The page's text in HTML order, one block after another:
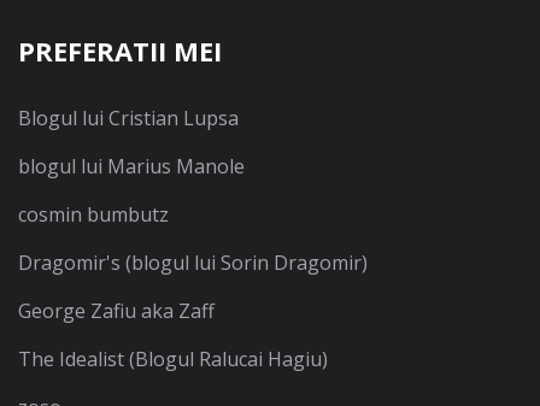
PREFERATII MEI
Blogul lui Cristian Lupsa
blogul lui Marius Manole
cosmin bumbutz
Dragomir's (blogul lui Sorin Dragomir)
George Zafiu aka Zaff
The Idealist (Blogul Ralucai Hagiu)